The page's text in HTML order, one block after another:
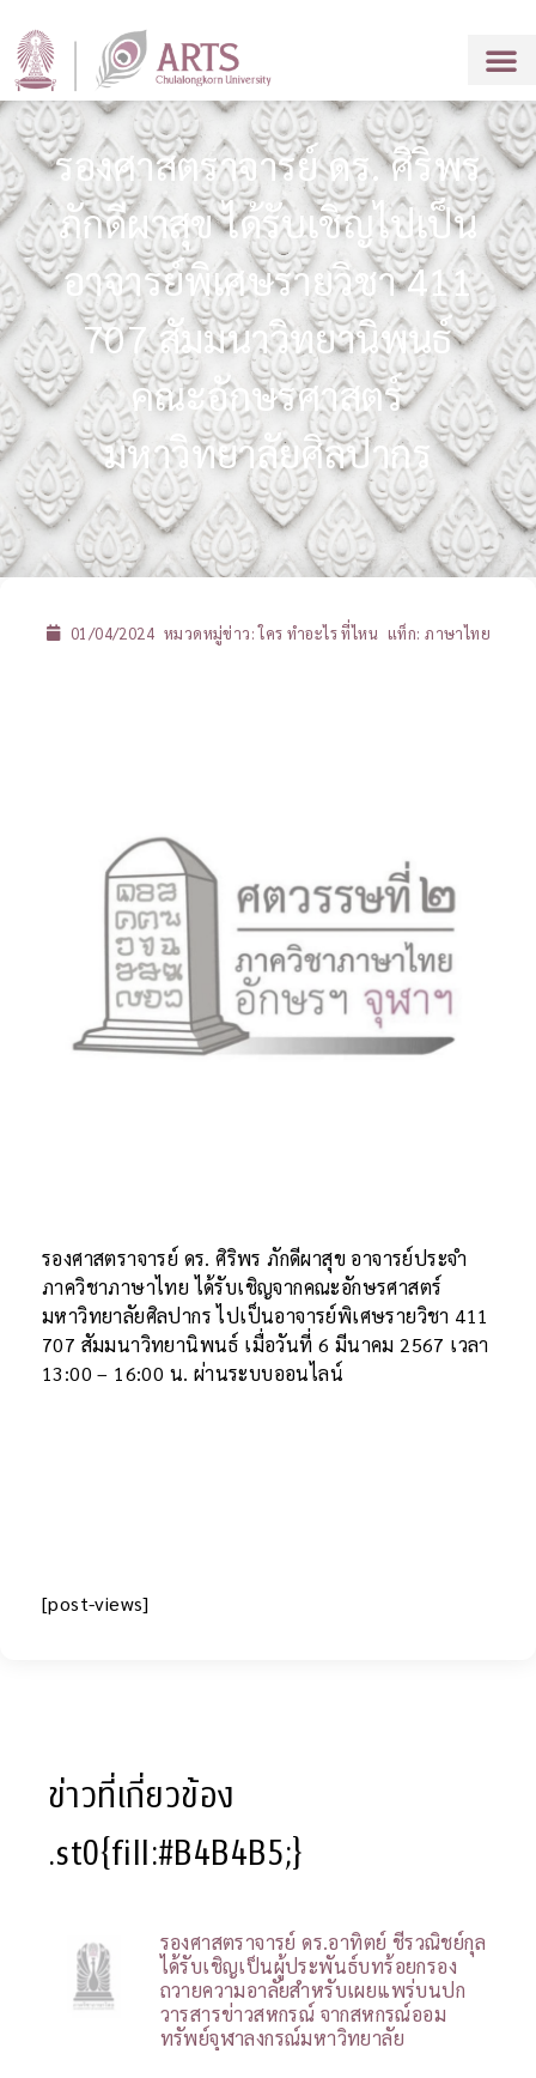
รองศาสตราจารย์ ดร. ศิริพร
ภักดีผาสุข ได้รับเชิญไปเป็น
อาจารย์พิเศษรายวิชา 411
707 สัมมนาวิทยานิพนธ์
คณะอักษรศาสตร์
มหาวิทยาลัยศิลปากร
01/04/2024 หมวดหมู่ข่าว:ใคร ทำอะไร ที่ไหน แท็ก: ภาษาไทย
รองศาสตราจารย์ ดร. ศิริพร ภักดีผาสุข อาจารย์ประจำ
ภาควิชาภาษาไทย ได้รับเชิญจากคณะอักษรศาสตร์
มหาวิทยาลัยศิลปากร ไปเป็นอาจารย์พิเศษรายวิชา 411
707 สัมมนาวิทยานิพนธ์ เมื่อวันที่ 6 มีนาคม 2567 เวลา
13:00 – 16:00 น. ผ่านระบบออนไลน์
[post-views]
ข่าวที่เกี่ยวข้อง
.st0{fill:#B4B4B5;}
รองศาสตราจารย์ ดร.อาทิตย์ ชีรวณิชย์กุล
ได้รับเชิญเป็นผู้ประพันธ์บทร้อยกรอง
ถวายความอาลัยสำหรับเผยแพร่บนปก
วารสารข่าวสหกรณ์ จากสหกรณ์ออม
ทรัพย์จุฬาลงกรณ์มหาวิทยาลัย